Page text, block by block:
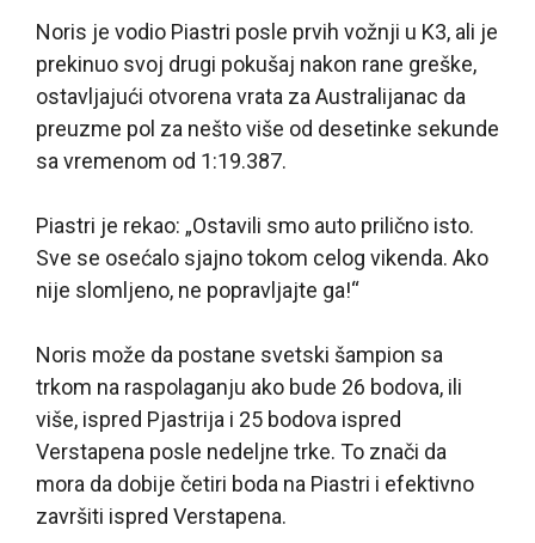
Noris je vodio Piastri posle prvih vožnji u K3, ali je
prekinuo svoj drugi pokušaj nakon rane greške,
ostavljajući otvorena vrata za Australijanac da
preuzme pol za nešto više od desetinke sekunde
sa vremenom od 1:19.387.
Piastri je rekao: „Ostavili smo auto prilično isto.
Sve se osećalo sjajno tokom celog vikenda. Ako
nije slomljeno, ne popravljajte ga!“
Noris može da postane svetski šampion sa
trkom na raspolaganju ako bude 26 bodova, ili
više, ispred Pjastrija i 25 bodova ispred
Verstapena posle nedeljne trke. To znači da
mora da dobije četiri boda na Piastri i efektivno
završiti ispred Verstapena.